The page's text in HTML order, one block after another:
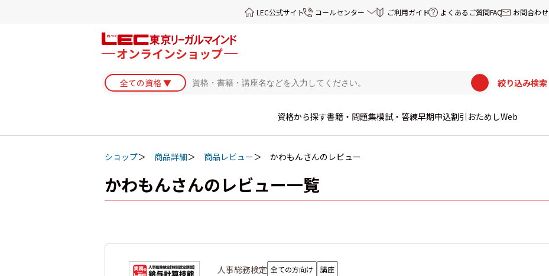
LEC公式サイト コールセンター ご利用ガイド よくあるご質問FAQ お問合わせ
絞り込み検索
資格から探す書籍・問題集模試・答練早期申込割引 おためしWeb
ショップ 商品詳細 商品レビュー かわもんさんのレビュー
かわもんさんのレビュー一覧
人事総務検定 全ての方向け 講座